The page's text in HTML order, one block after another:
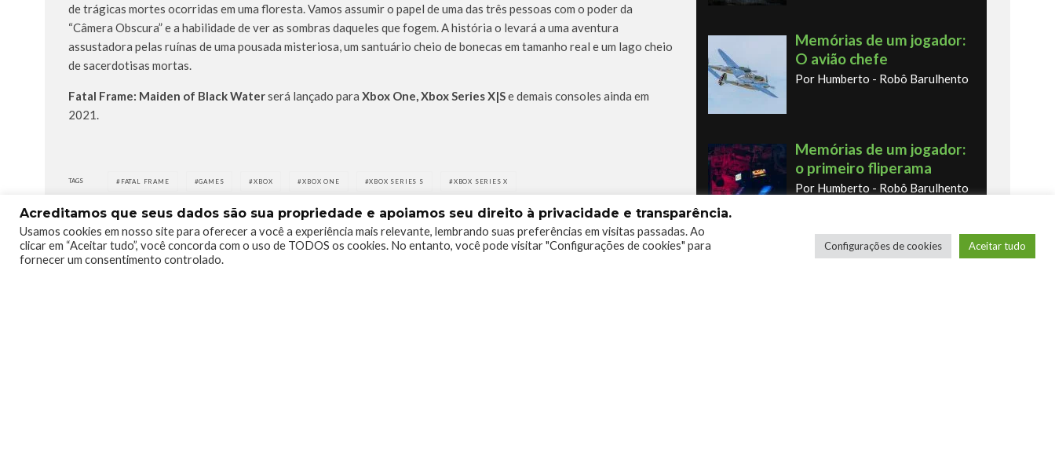
de trágicas mortes ocorridas em uma floresta. Vamos assumir o papel de uma das três pessoas com o poder da
“Câmera Obscura” e a habilidade de ver as sombras daqueles que fogem. A história o levará a uma aventura
assustadora pelas ruínas de uma pousada misteriosa, um santuário cheio de bonecas em tamanho real e um lago cheio
de sacerdotisas mortas.
Fatal Frame: Maiden of Black Waterserá lançado para Xbox One, Xbox Series X|Se demais consoles ainda em
2021.
TAGS FATAL FRAME GAMES XBOX XBOX ONE XBOX SERIES S XBOX SERIES X
Memórias de um jogador:
O avião chefe
Por Humberto - Robô Barulhento
Memórias de um jogador:
o primeiro fliperama
Por Humberto - Robô Barulhento
Os novos Retrôs – Xbox
Acreditamos que seus dados são sua propriedade e apoiamos seu direito à privacidade e transparência.
Usamos cookies em nosso site para oferecer a você a experiência mais relevante, lembrando suas preferências em visitas passadas. Ao
clicar em “Aceitar tudo”, você concorda com o uso de TODOS os cookies. No entanto, você pode visitar "Configurações de cookies" para
fornecer um consentimento controlado.
Configurações de cookies Aceitar tudo